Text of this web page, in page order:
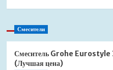
Смесители
Смеситель Grohe
(Лучшая цена)